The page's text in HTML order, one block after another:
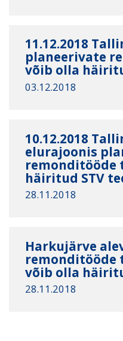
11.12.2018
planeerivate
võib olla
03.12.2018
10.12.2018
elurajoonis
remonditööde
häiritud STV
28.11.2018
Harkujärve
remonditööde
võib olla
28.11.2018